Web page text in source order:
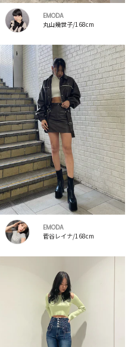
EMODA
丸山幾世子/168cm
EMODA
菅谷レイナ/168cm